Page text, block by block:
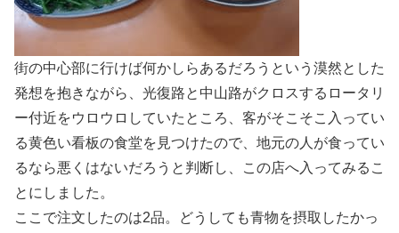
街の中心部に行けば何かしらあるだろうという漠然とした
発想を抱きながら、光復路と中山路がクロスするロータリ
ー付近をウロウロしていたところ、客がそこそこ入ってい
る黄色い看板の食堂を見つけたので、地元の人が食ってい
るなら悪くはないだろうと判断し、この店へ入ってみるこ
とにしました。
ここで注文したのは2品。どうしても青物を摂取したかっ